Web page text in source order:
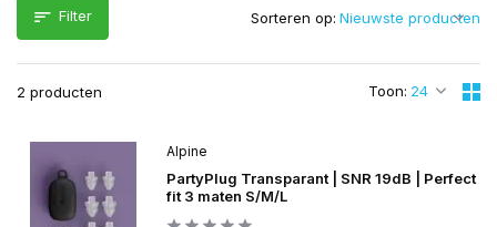
Filter
2 producten Toon:
Sorteren op:
Alpine
PartyPlug Transparant | SNR 19dB | Perfect
fit 3 maten S/M/L